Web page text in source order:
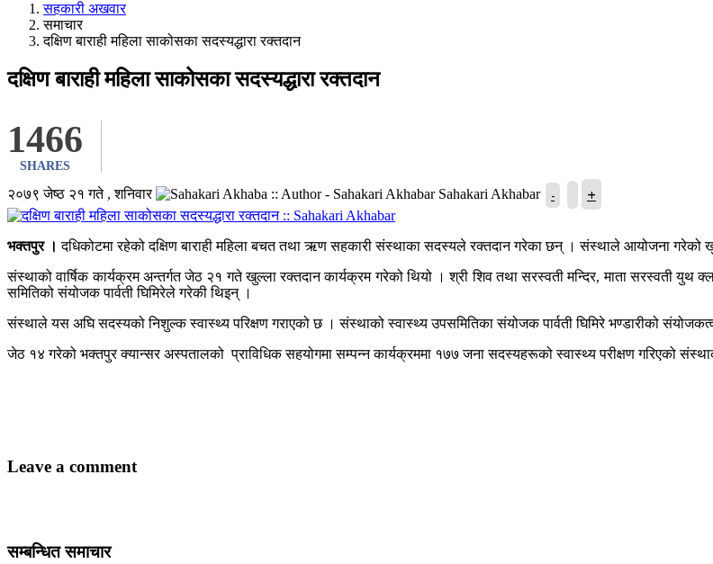
सहकारी अखवार
समाचार
दक्षिण बाराही महिला साकोसका सदस्यद्धारा रक्तदान
दक्षिण बाराही महिला साकोसका सदस्यद्धारा रक्तदान
1466
SHARES
२०७९ जेष्ठ २१ गते , शनिवार Sahakari Akhabar - +
भक्तपुर । दधिकोटमा रहेको दक्षिण बाराही महिला बचत तथा ऋण सहकारी संस्थाका सदस्यले रक्तदान गरेका छन् । संस्थाले आयोजना गरेको
संस्थाको वार्षिक कार्यक्रम अन्तर्गत जेठ २१ गते खुल्ला रक्तदान कार्यक्रम गरेको थियो । श्री शिव तथा सरस्वती मन्दिर, माता सरस्वती
समितिको संयोजक पार्वती घिमिरेले गरेकी थिइन् ।
संस्थाले यस अघि सदस्यको निशुल्क स्वास्थ्य परिक्षण गराएको छ । संस्थाको स्वास्थ्य उपसमितिका संयोजक पार्वती घिमिरे भण्डारीको
जेठ १४ गरेको भक्तपुर क्यान्सर अस्पतालको प्राविधिक सहयोगमा सम्पन्न कार्यक्रममा १७७ जना सदस्यहरूको स्वास्थ्य परीक्षण गरिएको
Leave a comment
सम्बन्धित समाचार